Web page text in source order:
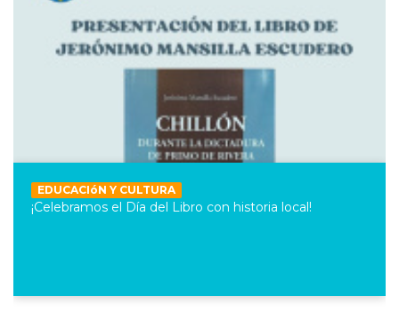
EDUCACIóN Y CULTURA
¡Celebramos el Día del Libro con historia local!